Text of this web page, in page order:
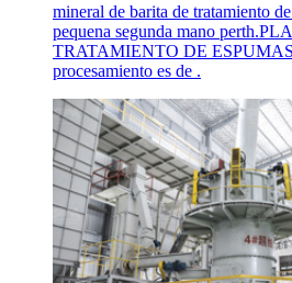
mineral de barita de tratamiento
pequena segunda mano
TRATAMIENTO DE
procesamiento es de .